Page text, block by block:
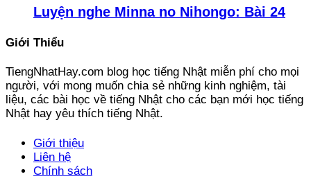
Luyện nghe Minna no Nihongo: Bài 24
Giới Thiểu
TiengNhatHay.com blog học tiếng Nhật miễn phí cho mọi
người, với mong muốn chia sẻ những kinh nghiệm, tài
liệu, các bài học về tiếng Nhật cho các bạn mới học tiếng
Nhật hay yêu thích tiếng Nhật.
Giới thiệu
Liên hệ
Chính sách